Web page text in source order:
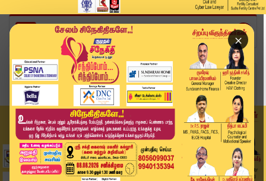
×
Home
தமிழ்நாடு
தமிழகத்தில் எத்தனை நாட்களுக்கு மழை நீடிக்கும்.....